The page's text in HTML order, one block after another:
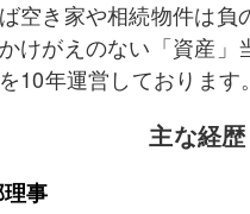
空き家や相続物件は負
けがえのない「資産
10年運営しております。
主な経
事